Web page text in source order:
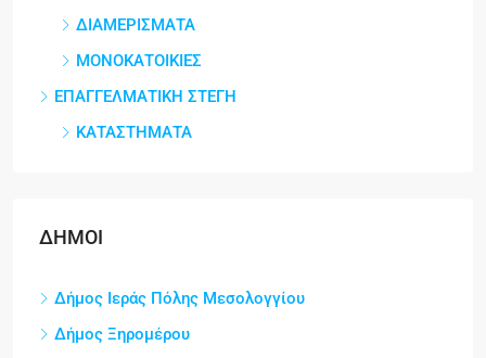
ΔΙΑΜΕΡΙΣΜΑΤΑ
ΜΟΝΟΚΑΤΟΙΚΙΕΣ
ΕΠΑΓΓΕΛΜΑΤΙΚΗ ΣΤΕΓΗ
ΚΑΤΑΣΤΗΜΑΤΑ
ΔΗΜΟΙ
Δήμος Ιεράς Πόλης Μεσολογγίου
Δήμος Ξηρομέρου